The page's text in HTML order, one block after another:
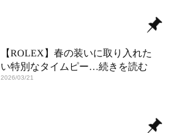
【ROLEX】春の装いに取り入れた
い特別なタイムピー…続きを読む
2026/03/21